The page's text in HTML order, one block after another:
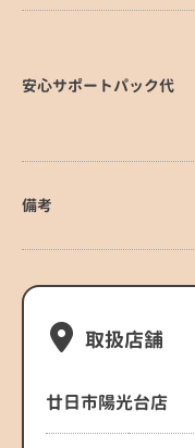
安心サポートパック代
備考
取扱店舗
廿日市陽光台店